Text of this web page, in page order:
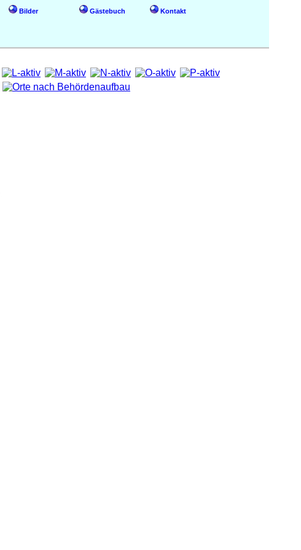
Bilder Gästebuch
Kontakt